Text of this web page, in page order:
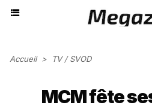
Accueil > TV / SVOD
MCM fête